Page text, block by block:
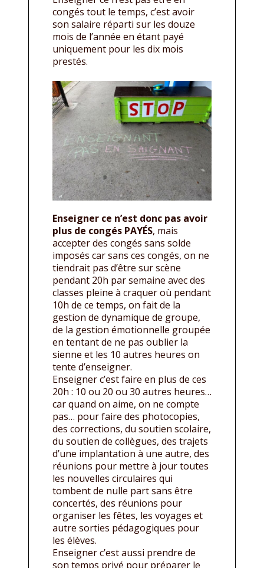
congés tout le temps, c’est avoir
son salaire réparti sur les douze
mois de l’année en étant payé
uniquement pour les dix mois
prestés.
Enseigner ce n’est donc pas avoir
plus de congés PAYÉS, mais
accepter des congés sans solde
imposés car sans ces congés, on ne
tiendrait pas d’être sur scène
pendant 20h par semaine avec des
classes pleine à craquer où pendant
10h de ce temps, on fait de la
gestion de dynamique de groupe,
de la gestion émotionnelle groupée
en tentant de ne pas oublier la
sienne et les 10 autres heures on
tente d’enseigner.
Enseigner c’est faire en plus de ces
20h : 10 ou 20 ou 30 autres heures…
car quand on aime, on ne compte
pas… pour faire des photocopies,
des corrections, du soutien scolaire,
du soutien de collègues, des trajets
d’une implantation à une autre, des
réunions pour mettre à jour toutes
les nouvelles circulaires qui
tombent de nulle part sans être
concertés, des réunions pour
organiser les fêtes, les voyages et
autre sorties pédagogiques pour
les élèves.
Enseigner c’est aussi prendre de
son temps privé pour préparer le